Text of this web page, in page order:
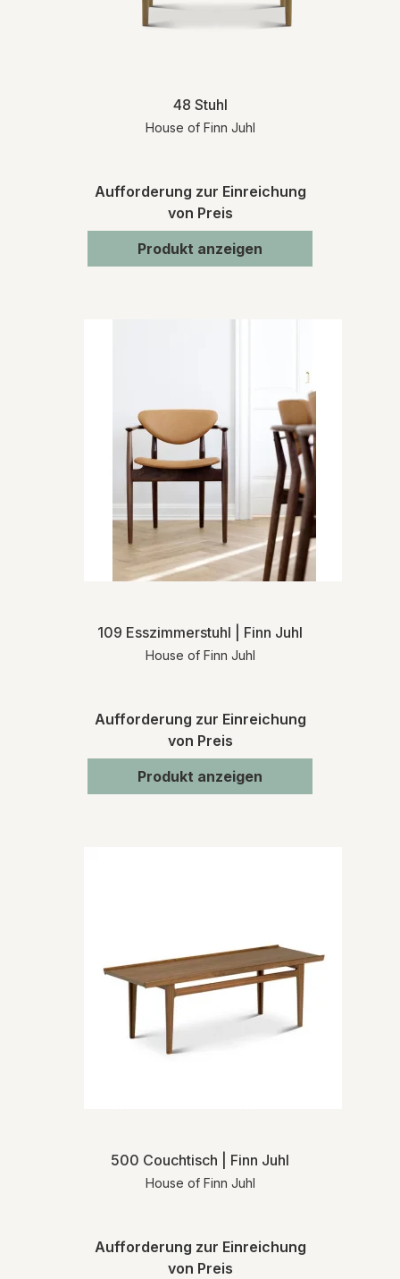
48 Stuhl
House of Finn Juhl
Aufforderung zur Einreichung
von Preis
Produkt anzeigen
109 Esszimmerstuhl | Finn Juhl
House of Finn Juhl
Aufforderung zur Einreichung
von Preis
Produkt anzeigen
500 Couchtisch | Finn Juhl
House of Finn Juhl
Aufforderung zur Einreichung
von Preis